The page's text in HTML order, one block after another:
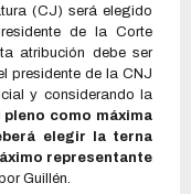
(CJ) será elegido
de la Corte
atribución debe ser
presidente de la CNJ
y considerando la
pleno como máxima
elegir la terna
representante
Guillén.